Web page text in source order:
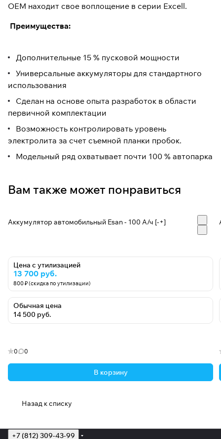
OEM находит свое воплощение в серии Excell.
Преимущества:
Дополнительные 15 % пусковой мощности
Универсальные аккумуляторы для стандартного
использования
Сделан на основе опыта разработок в области
первичной комплектации
Возможность контролировать уровень
электролита за счет съемной планки пробок.
Модельный ряд охватывает почти 100 % автопарка
Вам также может понравиться
Аккумулятор автомобильный Esan - 100 А/ч [-+]
Цена с утилизацией
13 700 руб.
800 ₽ (скидка по утилизации)
Обычная цена
14 500 руб.
0 0
В корзину
Назад к списку
+7 (812) 309-43-99